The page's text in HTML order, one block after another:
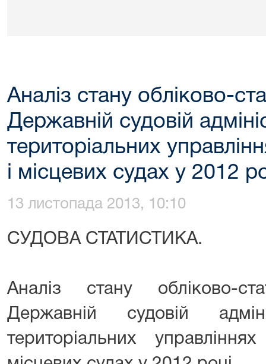
Аналіз стану обліково-
Державній судовій
територіальних
і місцевих судах у 2012
13 листопада 2013, 10:10
СУДОВА СТАТИСТИКА.
Аналіз стану обліково-
Державній судовій
територіальних